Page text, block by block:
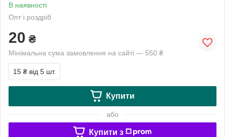
В наявності
Опт і роздріб
20 ₴
Мінімальна сума замовлення на сайті — 550 ₴
15 ₴ від 5 шт.
Купити
або
Купити з